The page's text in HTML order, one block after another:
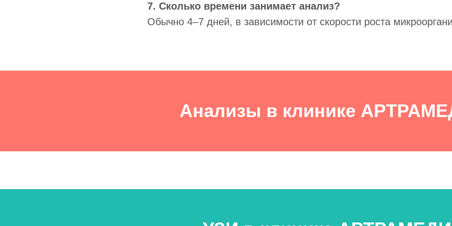
7. Сколько времени занимает анализ?
Обычно 4–7 дней, в зависимости от скорости роста
Анализы в клинике